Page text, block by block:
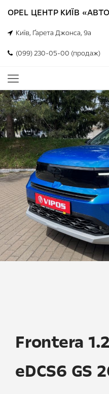
OPEL ЦЕНТР КИЇВ
Київ, Ґарета Джонса, 9а
(099) 230-05-00 (продаж)
Frontera
eDCS6 GS